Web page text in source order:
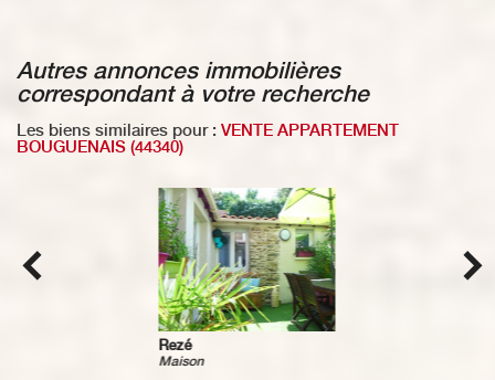
autres annonces immobilières
correspondant à votre recherche
Les biens similaires pour : VENTE APPARTEMENT
BOUGUENAIS (44340)
Rezé
Maison